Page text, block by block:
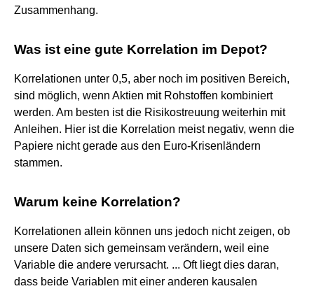
Zusammenhang.
Was ist eine gute Korrelation im Depot?
Korrelationen unter 0,5, aber noch im positiven Bereich,
sind möglich, wenn Aktien mit Rohstoffen kombiniert
werden. Am besten ist die Risikostreuung weiterhin mit
Anleihen. Hier ist die Korrelation meist negativ, wenn die
Papiere nicht gerade aus den Euro-Krisenländern
stammen.
Warum keine Korrelation?
Korrelationen allein können uns jedoch nicht zeigen, ob
unsere Daten sich gemeinsam verändern, weil eine
Variable die andere verursacht. ... Oft liegt dies daran,
dass beide Variablen mit einer anderen kausalen